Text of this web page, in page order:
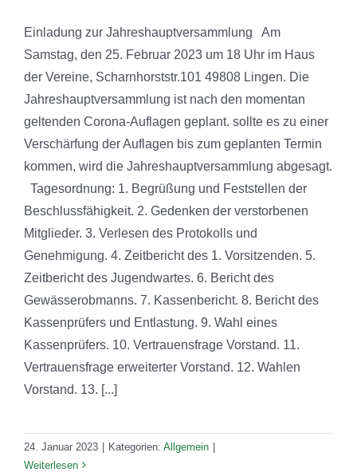
Einladung zur Jahreshauptversammlung Am
Samstag, den 25. Februar 2023 um 18 Uhr im Haus
der Vereine, Scharnhorststr.101 49808 Lingen. Die
Jahreshauptversammlung ist nach den momentan
geltenden Corona-Auflagen geplant. sollte es zu einer
Verschärfung der Auflagen bis zum geplanten Termin
kommen, wird die Jahreshauptversammlung abgesagt.
Tagesordnung: 1. Begrüßung und Feststellen der
Beschlussfähigkeit. 2. Gedenken der verstorbenen
Mitglieder. 3. Verlesen des Protokolls und
Genehmigung. 4. Zeitbericht des 1. Vorsitzenden. 5.
Zeitbericht des Jugendwartes. 6. Bericht des
Gewässerobmanns. 7. Kassenbericht. 8. Bericht des
Kassenprüfers und Entlastung. 9. Wahl eines
Kassenprüfers. 10. Vertrauensfrage Vorstand. 11.
Vertrauensfrage erweiterter Vorstand. 12. Wahlen
Vorstand. 13. [...]
24. Januar 2023 Kategorien: Allgemein
Weiterlesen